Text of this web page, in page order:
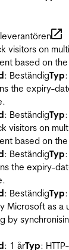
visitors on
based on
: BeständigTyp
the expiry-
: BeständigTyp
visitors on
based on
: BeständigTyp
the expiry-
: BeständigTyp
Microsoft as a
by
: 1 årTyp: